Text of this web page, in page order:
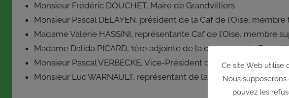
Monsieur Frédéric DOUCHET, Maire de Grandvilliers
Monsieur Pascal DELAYEN, président de la Caf de l’Oise,
Madame Valérie HASSINI, représentante Caf de l’Oise, membre
Madame Dalida PICARD, 1ère adjointe de la commune de
Monsieur Pascal VERBECKE, Vice-Président du département de
Monsieur Luc WARNAULT, représentant de la MSA de Picardie
Ce site Web utilise
Nous
pouvez les